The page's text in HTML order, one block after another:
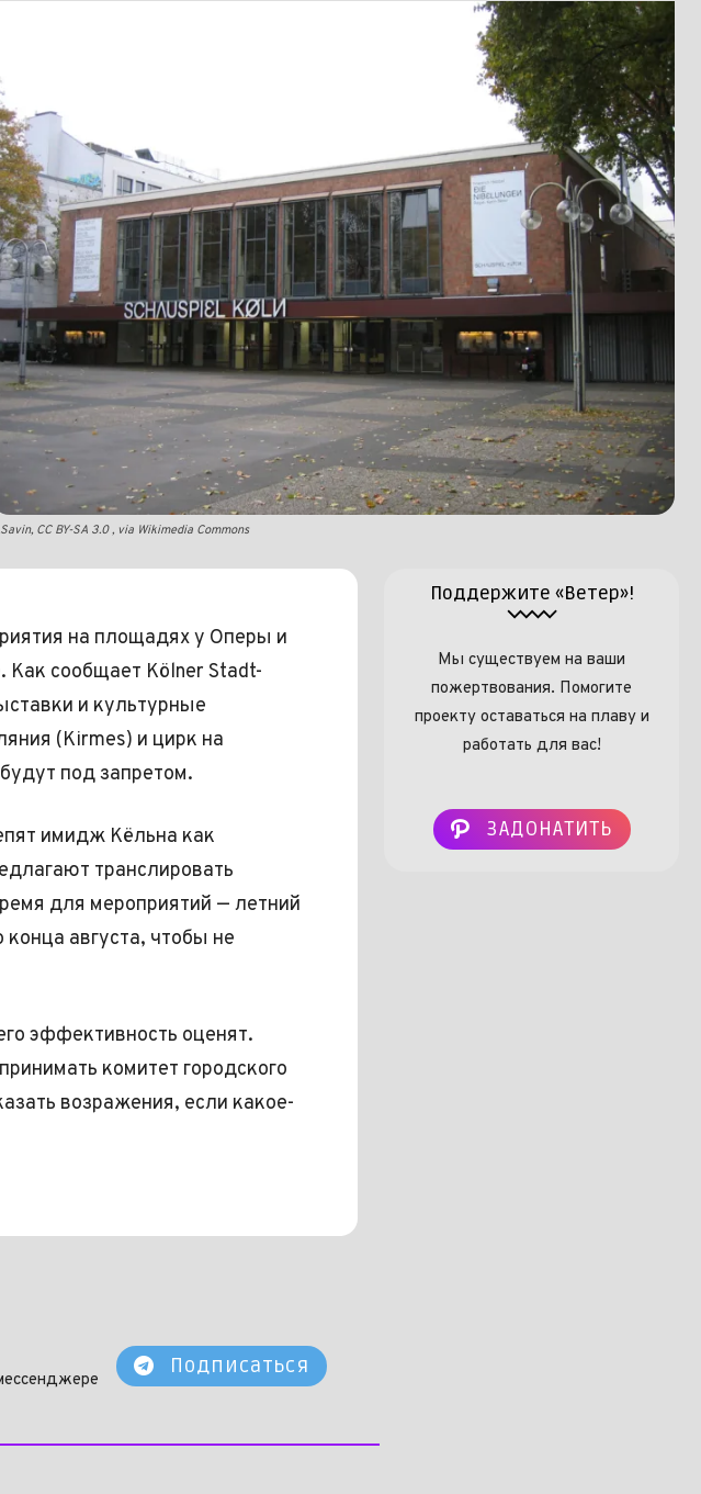
CC BY-SA 3.0, via Wikimedia Commons
на площадях у Оперы и
Как сообщает Kölner Stadt-
и культурные
(Kirmes) и цирк на
под запретом.
имидж Кёльна как
транслировать
для мероприятий — летний
августа, чтобы не
эффективность оценят.
комитет городского
возражения, если какое-
Поддержите «Ветер»!
Мы существуем на ваши
пожертвования. Помогите
проекту оставаться на плаву и
работать для вас!
ЗАДОНАТИТЬ
Подписаться